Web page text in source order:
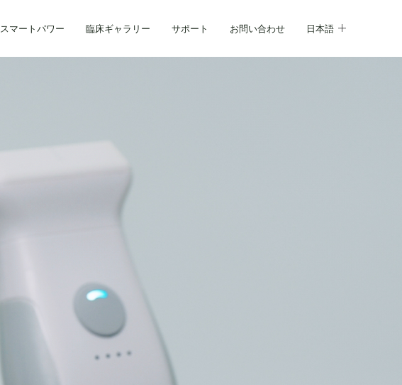
スマートパワー 臨床ギャラリー サポート お問い合わせ 日本語